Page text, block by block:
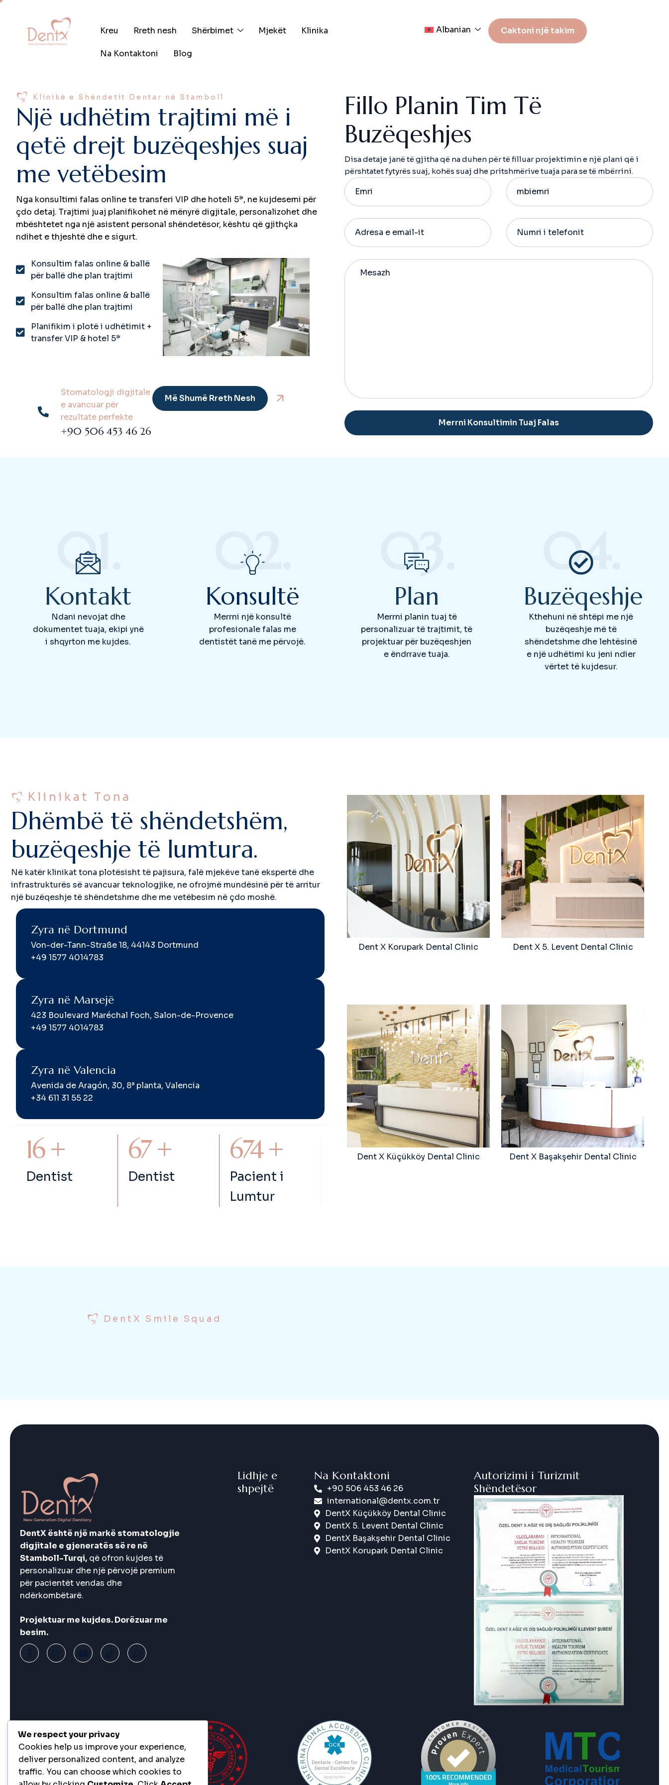
Kreu Rreth nesh Shërbimet Mjekët Klinika
Na Kontaktoni Blog
Albanian Caktoni një takim
Klinikë e Shëndetit Dentar në Stamboll
Një udhëtim trajtimi më i
qetë drejt buzëqeshjes suaj
me vetëbesim
Nga konsultimi falas online te transferi VIP dhe hoteli 5*, ne kujdesemi për
çdo detaj. Trajtimi juaj planifikohet në mënyrë digjitale, personalizohet dhe
mbështetet nga një asistent personal shëndetësor, kështu që gjithçka
ndihet e thjeshtë dhe e sigurt.
Konsultim falas online & ballë
për ballë dhe plan trajtimi
Konsultim falas online & ballë
për ballë dhe plan trajtimi
Planifikim i plotë i udhëtimit +
transfer VIP & hotel 5*
Stomatologji digjitale
e avancuar për
rezultate perfekte
+90 506 453 46 26
Më Shumë Rreth Nesh
Fillo Planin Tim Të
Buzëqeshjes
Disa detaje janë të gjitha që na duhen për të filluar projektimin e një plani që i
përshtatet fytyrës suaj, kohës suaj dhe pritshmërive tuaja para se të mbërrini.
01.
Kontakt
Ndani nevojat dhe
dokumentet tuaja, ekipi ynë
i shqyrton me kujdes.
02.
Konsultë
Merrni një konsultë
profesionale falas me
dentistët tanë me përvojë.
03.
Plan
Merrni planin tuaj të
personalizuar të trajtimit, të
projektuar për buzëqeshjen
e ëndrrave tuaja.
04.
Buzëqeshje
Kthehuni në shtëpi me një
buzëqeshje më të
shëndetshme dhe lehtësinë
e një udhëtimi ku jeni ndier
vërtet të kujdesur.
Klinikat Tona
Dhëmbë të shëndetshëm,
buzëqeshje të lumtura.
Në katër klinikat tona plotësisht të pajisura, falë mjekëve tanë ekspertë dhe
infrastrukturës së avancuar teknologjike, ne ofrojmë mundësinë për të arritur
një buzëqeshje të shëndetshme dhe me vetëbesim në çdo moshë.
Zyra në Dortmund
Von-der-Tann-Straße 18, 44143 Dortmund
+49 1577 4014783
Zyra në Marsejë
423 Boulevard Maréchal Foch, Salon-de-Provence
+49 1577 4014783
Zyra në Valencia
Avenida de Aragón, 30, 8ª planta, Valencia
+34 611 31 55 22
24+
Dentist
97+
Dentist
972+
Pacient i
Lumtur
Dent X Korupark Dental Clinic Dent X 5. Levent Dental Clinic
Dent X Küçükköy Dental Clinic Dent X Başakşehir Dental Clinic
DentX Smile Squad
DentX është një markë stomatologjie
digjitale e gjeneratës së re në
Stamboll-Turqi, që ofron kujdes të
personalizuar dhe një përvojë premium
për pacientët vendas dhe
ndërkombëtarë.
Projektuar me kujdes. Dorëzuar me
besim.
Lidhje e
shpejtë
Na Kontaktoni
+90 506 453 46 26
international@dentx.com.tr
DentX Küçükköy Dental Clinic
DentX 5. Levent Dental Clinic
DentX Başakşehir Dental Clinic
DentX Korupark Dental Clinic
Autorizimi i Turizmit
Shëndetësor
We respect your privacy
Cookies help us improve your experience,
deliver personalized content, and analyze
traffic. You can choose which cookies to